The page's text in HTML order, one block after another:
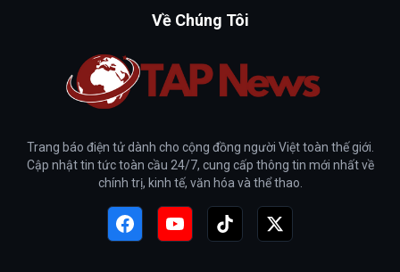
Về Chúng Tôi
Trang báo điện tử dành cho cộng đồng người Việt toàn thế giới.
Cập nhật tin tức toàn cầu 24/7, cung cấp thông tin mới nhất về
chính trị, kinh tế, văn hóa và thể thao.